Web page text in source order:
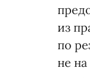
из
по
не